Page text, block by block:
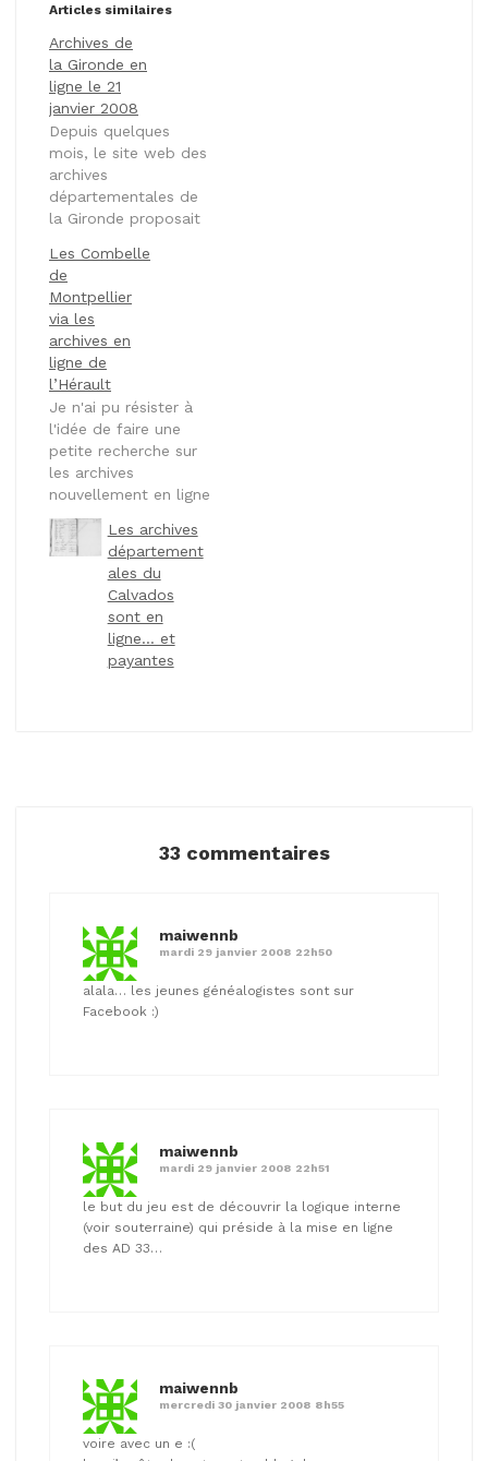
Articles similaires
Archives de
la Gironde en
ligne le 21
janvier 2008
Depuis quelques
mois, le site web des
archives
départementales de
la Gironde proposait
numérisées de l'état-
civil du département.
C'est désormais au
tour des registres
paroissiaux et d'état-
civil complets de
faire leur entrée sur
le net. Initialement
annoncée pour
l'automne dernier,
c'est finalement le 21
janvier 2008 que…
Les Combelle
de
Montpellier
via les
archives en
ligne de
l’Hérault
Je n'ai pu résister à
l'idée de faire une
petite recherche sur
les archives
nouvellement en ligne
de l'Hérault. À ce
propos, la résolution
à l'export m'a l'air
suffisante, pour
l'essai que j'en ai fait.
Et oui, il a bien fallut
faire un test !
L'Hérault m'intéresse
Les archives
département
ales du
Calvados
sont en
ligne… et
payantes
33 commentaires
maiwennb
mardi 29 janvier 2008 22h50
alala… les jeunes généalogistes sont sur
Facebook :)
maiwennb
mardi 29 janvier 2008 22h51
le but du jeu est de découvrir la logique interne
(voir souterraine) qui préside à la mise en ligne
des AD 33…
maiwennb
mercredi 30 janvier 2008 8h55
voire avec un e :(